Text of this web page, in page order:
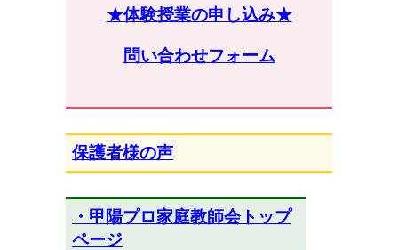
★体験授業の申し込み★
問い合わせフォーム
保護者様の声
・甲陽プロ家庭教師会トップ
ページ